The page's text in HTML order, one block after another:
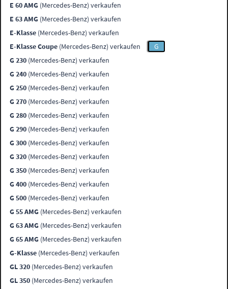
E 60 AMG (Mercedes-Benz) verkaufen
E 63 AMG (Mercedes-Benz) verkaufen
E-Klasse (Mercedes-Benz) verkaufen
E-Klasse Coupe (Mercedes-Benz) verkaufen
G
G 230 (Mercedes-Benz) verkaufen
G 240 (Mercedes-Benz) verkaufen
G 250 (Mercedes-Benz) verkaufen
G 270 (Mercedes-Benz) verkaufen
G 280 (Mercedes-Benz) verkaufen
G 290 (Mercedes-Benz) verkaufen
G 300 (Mercedes-Benz) verkaufen
G 320 (Mercedes-Benz) verkaufen
G 350 (Mercedes-Benz) verkaufen
G 400 (Mercedes-Benz) verkaufen
G 500 (Mercedes-Benz) verkaufen
G 55 AMG (Mercedes-Benz) verkaufen
G 63 AMG (Mercedes-Benz) verkaufen
G 65 AMG (Mercedes-Benz) verkaufen
G-Klasse (Mercedes-Benz) verkaufen
GL 320 (Mercedes-Benz) verkaufen
GL 350 (Mercedes-Benz) verkaufen